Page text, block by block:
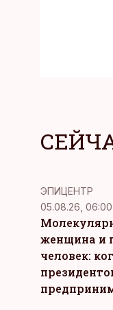
ЭПИЦЕНТР
05.08.26, 06:00
женщина и
человек: